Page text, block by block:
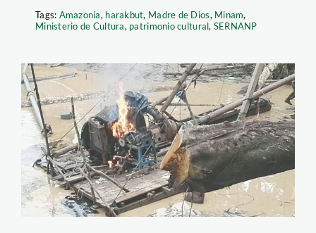
Tags: Amazonía, harakbut, Madre de Dios, Minam,
Ministerio de Cultura, patrimonio cultural, SERNANP
Madre de Dios: Poder
Judicial liberó seis
presuntos mineros
ilegales_2